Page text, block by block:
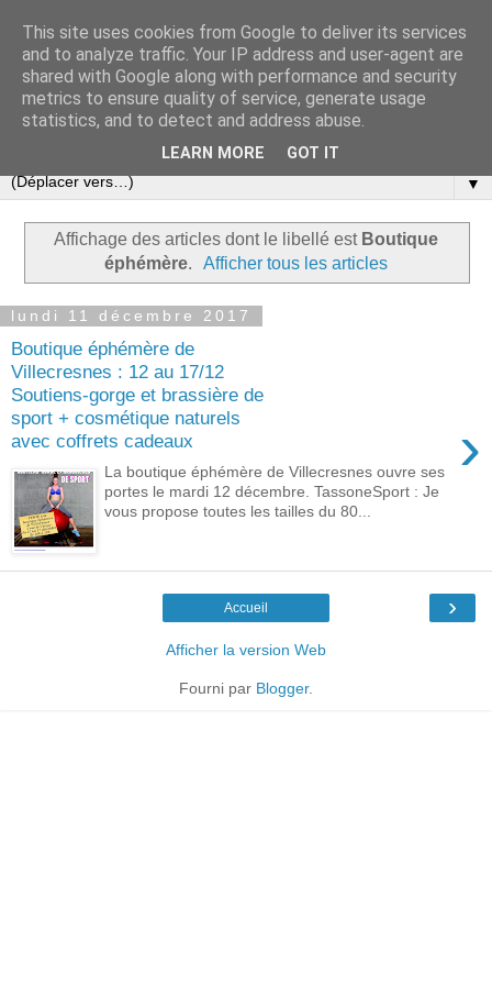
▼
Affichage des articles dont le libellé est Boutique
éphémère. Afficher tous les articles
lundi 11 décembre 2017
Boutique éphémère de
Villecresnes : 12 au 17/12
Soutiens-gorge et brassière de
sport + cosmétique naturels
avec coffrets cadeaux
›
La boutique éphémère de Villecresnes ouvre ses
portes le mardi 12 décembre. TassoneSport : Je
vous propose toutes les tailles du 80...
›
Accueil
Afficher la version Web
Fourni par Blogger.
This site uses cookies from Google to deliver its services
and to analyze traffic. Your IP address and user-agent are
shared with Google along with performance and security
metrics to ensure quality of service, generate usage
statistics, and to detect and address abuse.
LEARN MORE GOT IT